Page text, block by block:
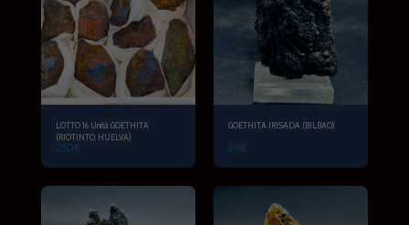
LOTTO 16 Unità GOETHITA
(RIOTINTO, HUELVA)
250€
GOETHITA IRISADA (BILBAO)
29€